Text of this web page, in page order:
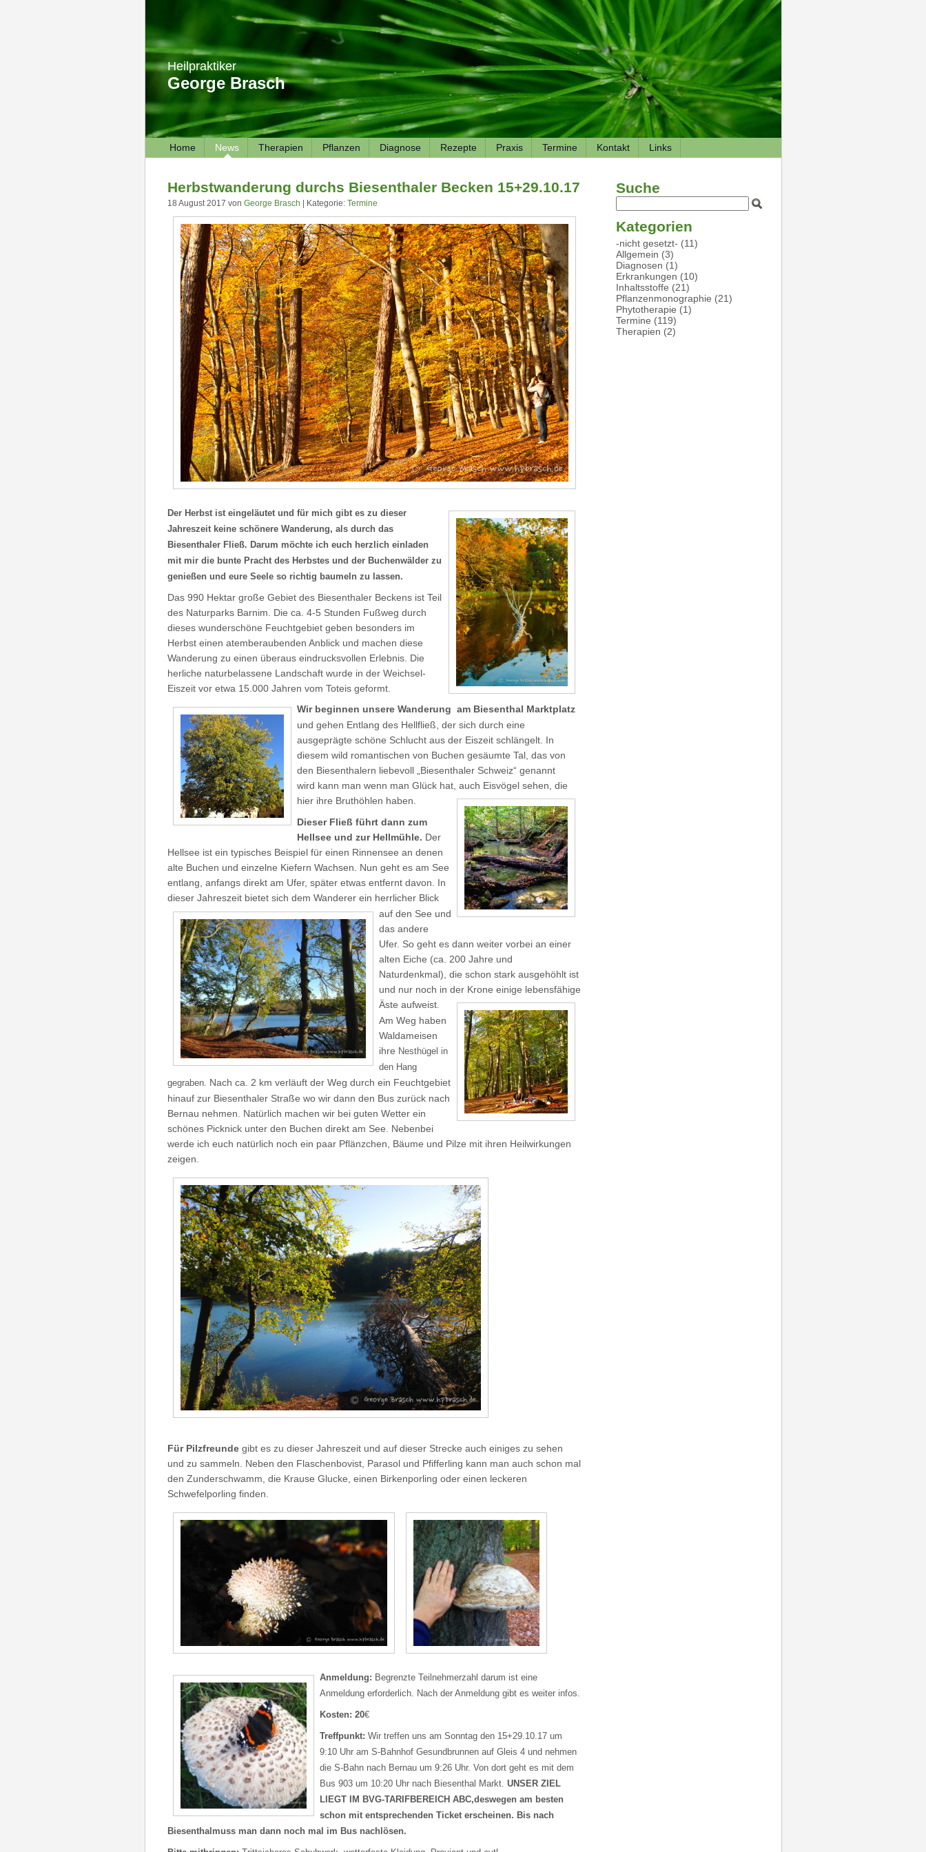
Heilpraktiker
George Brasch
Home News Therapien Pflanzen Diagnose Rezepte Praxis Termine Kontakt Links
Herbstwanderung durchs Biesenthaler Becken 15+29.10.17
18 August 2017 von George Brasch | Kategorie: Termine
Der Herbst ist eingeläutet und für mich gibt es zu dieser
Jahreszeit keine schönere Wanderung, als durch das
Biesenthaler Fließ. Darum möchte ich euch herzlich einladen
mit mir die bunte Pracht des Herbstes und der Buchenwälder zu
genießen und eure Seele so richtig baumeln zu lassen.
Das 990 Hektar große Gebiet des Biesenthaler Beckens ist Teil
des Naturparks Barnim. Die ca. 4-5 Stunden Fußweg durch
dieses wunderschöne Feuchtgebiet geben besonders im
Herbst einen atemberaubenden Anblick und machen diese
Wanderung zu einen überaus eindrucksvollen Erlebnis. Die
herliche naturbelassene Landschaft wurde in der Weichsel-
Eiszeit vor etwa 15.000 Jahren vom Toteis geformt.
Wir beginnen unsere Wanderung am Biesenthal Marktplatz
und gehen Entlang des Hellfließ, der sich durch eine
ausgeprägte schöne Schlucht aus der Eiszeit schlängelt. In
diesem wild romantischen von Buchen gesäumte Tal, das von
den Biesenthalern liebevoll „Biesenthaler Schweiz“ genannt
wird kann man wenn man Glück hat, auch Eisvögel sehen, die
hier ihre Bruthöhlen haben.
Dieser Fließ führt dann zum
Hellsee und zur Hellmühle. Der
Hellsee ist ein typisches Beispiel für einen Rinnensee an denen
alte Buchen und einzelne Kiefern Wachsen. Nun geht es am See
entlang, anfangs direkt am Ufer, später etwas entfernt davon. In
dieser Jahreszeit bietet sich dem Wanderer ein herrlicher Blick
auf den See und
das andere
Ufer. So geht es dann weiter vorbei an einer
alten Eiche (ca. 200 Jahre und
Naturdenkmal), die schon stark ausgehöhlt ist
und nur noch in der Krone einige lebensfähige
Äste aufweist.
Am Weg haben
Waldameisen
ihre Nesthügel in
den Hang
gegraben. Nach ca. 2 km verläuft der Weg durch ein Feuchtgebiet
hinauf zur Biesenthaler Straße wo wir dann den Bus zurück nach
Bernau nehmen. Natürlich machen wir bei guten Wetter ein
schönes Picknick unter den Buchen direkt am See. Nebenbei
werde ich euch natürlich noch ein paar Pflänzchen, Bäume und Pilze mit ihren Heilwirkungen
zeigen.
Für Pilzfreundegibt es zu dieser Jahreszeit und auf dieser Strecke auch einiges zu sehen
und zu sammeln. Neben den Flaschenbovist, Parasol und Pfifferling kann man auch schon mal
den Zunderschwamm, die Krause Glucke, einen Birkenporling oder einen leckeren
Schwefelporling finden.
Anmeldung: Begrenzte Teilnehmerzahl darum ist eine
Anmeldung erforderlich. Nach der Anmeldung gibt es weiter infos.
Kosten: 20€
Treffpunkt: Wir treffen uns am Sonntag den 15+29.10.17 um
9:10 Uhr am S-Bahnhof Gesundbrunnen auf Gleis 4 und nehmen
die S-Bahn nach Bernau um 9:26 Uhr. Von dort geht es mit dem
Bus 903 um 10:20 Uhr nach Biesenthal Markt. UNSER ZIEL
LIEGT IM BVG-TARIFBEREICH ABC,deswegen am besten
schon mit entsprechenden Ticket erscheinen. Bis nach
Biesenthalmuss man dann noch mal im Bus nachlösen.
Suche
Kategorien
-nicht gesetzt- (11)
Allgemein (3)
Diagnosen (1)
Erkrankungen (10)
Inhaltsstoffe (21)
Pflanzenmonographie (21)
Phytotherapie (1)
Termine (119)
Therapien (2)